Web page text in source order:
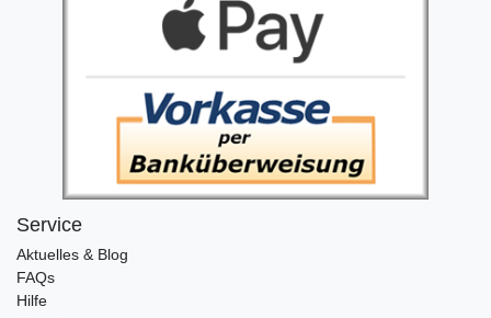
Service
Aktuelles & Blog
FAQs
Hilfe